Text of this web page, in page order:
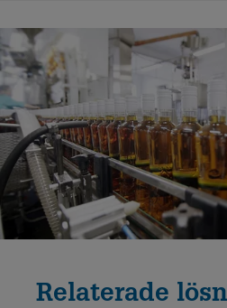
Relaterade